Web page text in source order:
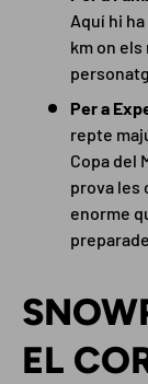
Aquí hi ha
km on
Per a
repte
Copa del
prova les
enorme
EL